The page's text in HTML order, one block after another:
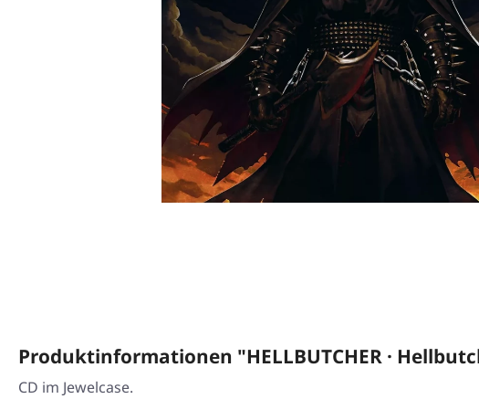
Produktinformationen "HELLBUTCHER ·
CD im Jewelcase.